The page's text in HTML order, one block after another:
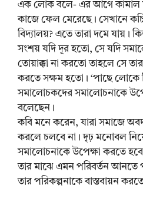
এক লোক বলে- এর আগে কামাল
কাজে ফেল মেরেছে। সেখানে
বিদ্যালয়? এতে তারা দমে যায়।
সংশয় যদি দূর হতো, সে যদি
তোয়াক্কা না করতো তাহলে সে তার
করতে সক্ষম হতো। ‘পাছে লোকে
সমালোচকদের সমালোচনাকে
বলেছেন।
কবি মনে করেন, যারা সমাজে
করলে চলবে না। দৃঢ় মনোবল
সমালোচনাকে উপেক্ষা করতে
তার মাঝে এমন পরিবর্তন আনতে
তার পরিকল্পনাকে বাস্তবায়ন